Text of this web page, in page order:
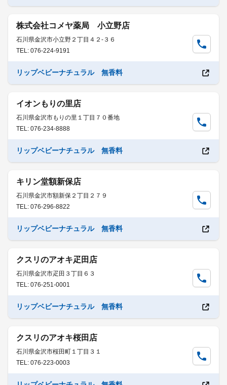
株式会社コメヤ薬局 小立野店
石川県金沢市小立野２丁目４２-３６
TEL: 076-224-9191
リップベビーナチュラル 無香料
イオンもりの里店
石川県金沢市もりの里１丁目７０番地
TEL: 076-234-8888
リップベビーナチュラル 無香料
キリン堂額新保店
石川県金沢市額新保２丁目２７９
TEL: 076-296-8822
リップベビーナチュラル 無香料
クスリのアオキ疋田店
石川県金沢市疋田３丁目６３
TEL: 076-251-0001
リップベビーナチュラル 無香料
クスリのアオキ桜田店
石川県金沢市桜田町１丁目３１
TEL: 076-223-0003